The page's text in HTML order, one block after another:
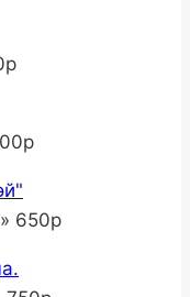
650р